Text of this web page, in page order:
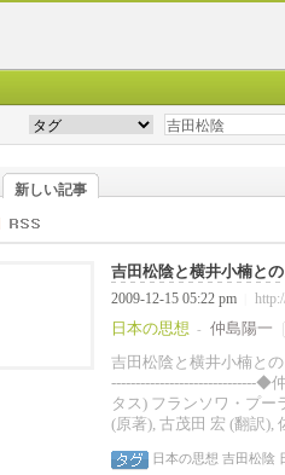
新しい記事
吉田松陰と横井小楠と
2009-12-15 05:22 pm
日本の思想 -
仲島陽一
吉田松陰と横井小楠との
------------------------------◆
タス) フランソワ・プー
(原著), 古茂田 宏 (翻訳),
日本の思想 吉田松陰